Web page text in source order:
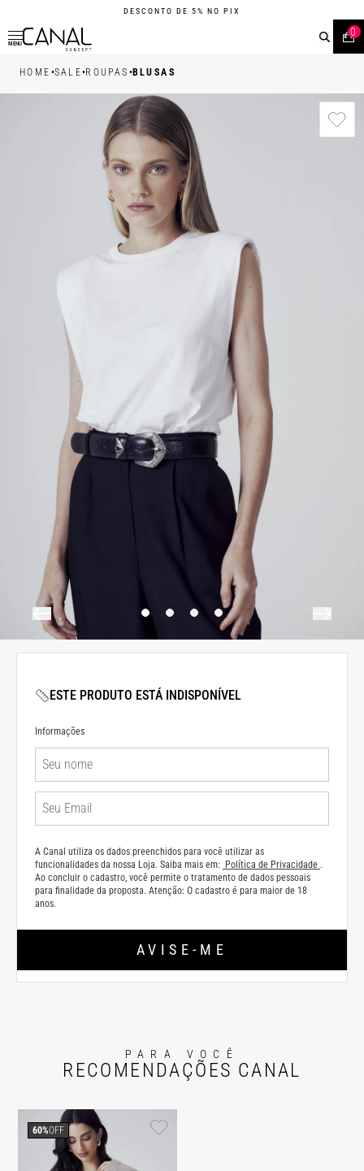
WHATSAPP• |11| 95540 - 7230
MENU
0
HOME •SALE•ROUPAS •BLUSAS
ESTE PRODUTO ESTÁ INDISPONÍVEL
Informações
A Canal utiliza os dados preenchidos para você utilizar as
funcionalidades da nossa Loja. Saiba mais em:
Política de Privacidade .
Ao concluir o cadastro, você permite o tratamento de dados pessoais
para finalidade da proposta. Atenção: O cadastro é para maior de 18
anos.
AVISE-ME
PARA VOCÊ
RECOMENDAÇÕES CANAL
60%OFF